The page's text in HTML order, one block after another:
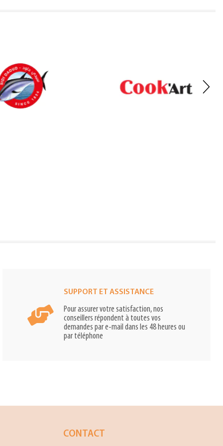
SUPPORT ET ASSISTANCE
Pour assurer votre satisfaction, nos
conseillers répondent à toutes vos
demandes par e-mail dans les 48 heures ou
par téléphone
CONTACT